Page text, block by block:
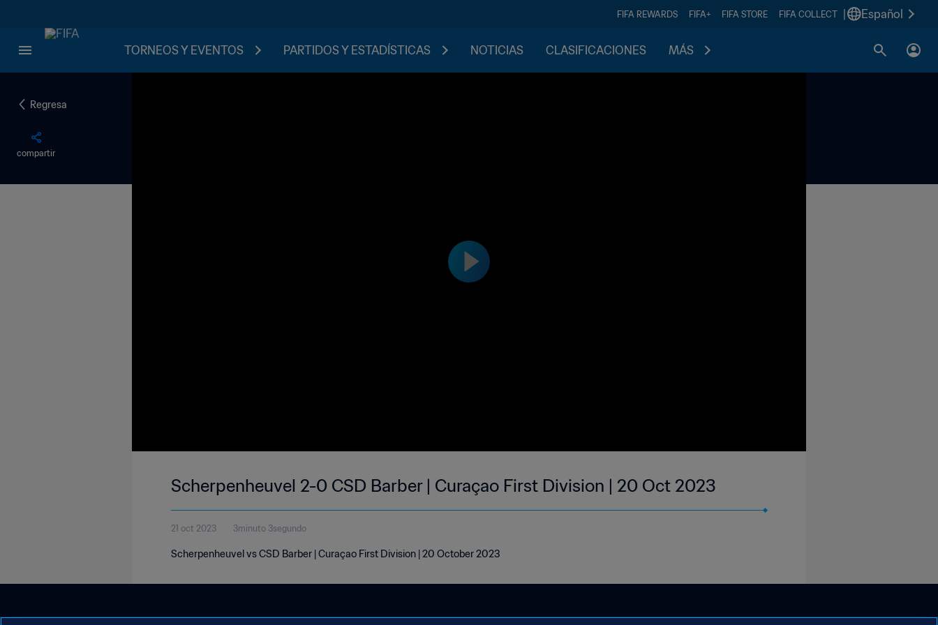
FIFA REWARDS FIFA+ FIFA STORE FIFA COLLECT Español
TORNEOS Y EVENTOS PARTIDOS Y ESTADÍSTICAS NOTICIAS CLASIFICACIONES MÁS
Regresa
compartir
Scherpenheuvel 2-0 CSD Barber | Curaçao First Division | 20 Oct 2023
21 oct 2023 3minuto 3segundo
Scherpenheuvel vs CSD Barber | Curaçao First Division | 20 October 2023